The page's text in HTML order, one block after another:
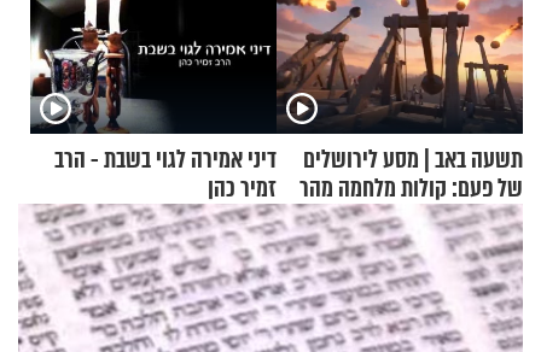
תשעה באב | מסע לירושלים
של פעם: קולות מלחמה מהר
הזיתים
דיני אמירה לגוי בשבת - הרב
זמיר כהן